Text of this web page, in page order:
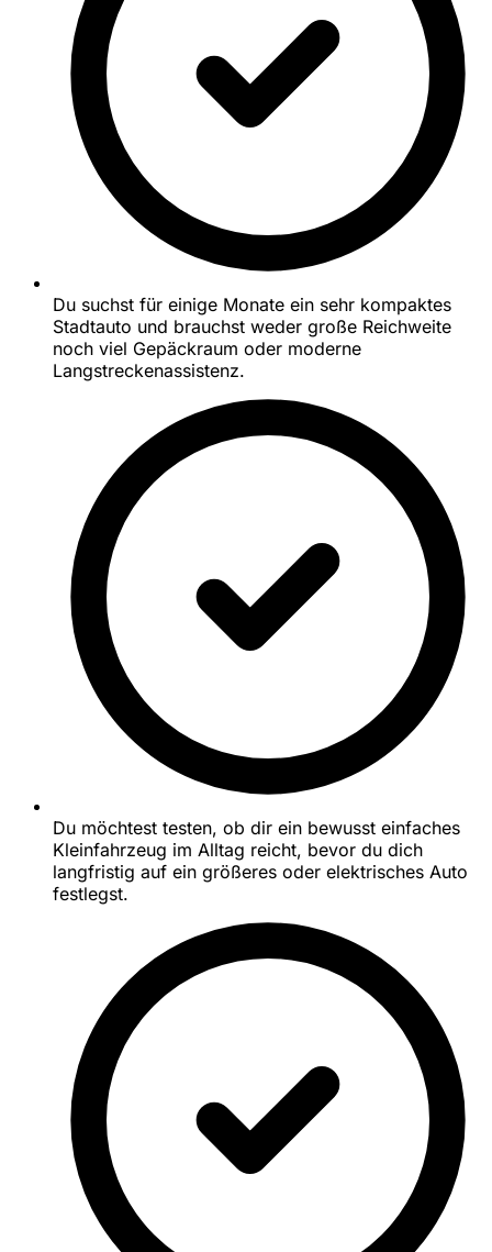
Du suchst für einige Monate ein sehr kompaktes
Stadtauto und brauchst weder große Reichweite
noch viel Gepäckraum oder moderne
Langstreckenassistenz.
Du möchtest testen, ob dir ein bewusst einfaches
Kleinfahrzeug im Alltag reicht, bevor du dich
langfristig auf ein größeres oder elektrisches Auto
festlegst.